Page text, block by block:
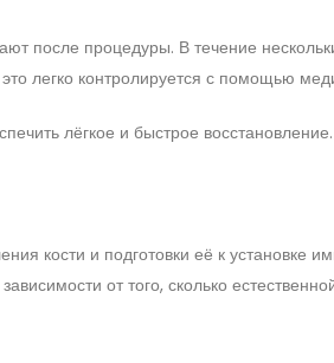
после процедуры. В течение
легко контролируется с помощью
лёгкое и быстрое восстановление.
кости и подготовки её к установке
от того, сколько